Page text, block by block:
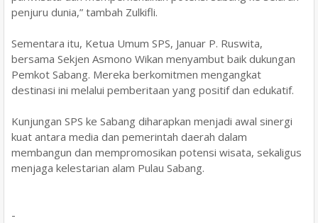
penjuru dunia,” tambah Zulkifli.
Sementara itu, Ketua Umum SPS, Januar P. Ruswita,
bersama Sekjen Asmono Wikan menyambut baik dukungan
Pemkot Sabang. Mereka berkomitmen mengangkat
destinasi ini melalui pemberitaan yang positif dan edukatif.
Kunjungan SPS ke Sabang diharapkan menjadi awal sinergi
kuat antara media dan pemerintah daerah dalam
membangun dan mempromosikan potensi wisata, sekaligus
menjaga kelestarian alam Pulau Sabang.
-